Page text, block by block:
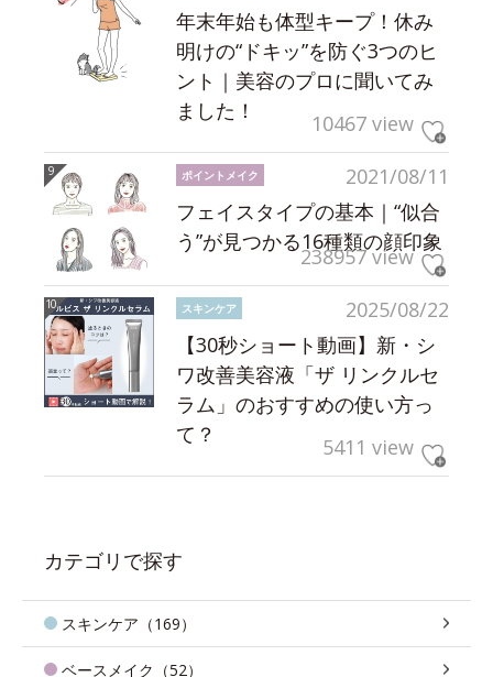
年末年始も体型キープ！休み
明けの“ドキッ”を防ぐ3つのヒ
ント｜美容のプロに聞いてみ
ました！
10467 view
2021/08/11
ポイントメイク
フェイスタイプの基本｜“似合
う”が見つかる16種類の顔印象
238957 view
2025/08/22
スキンケア
【30秒ショート動画】新・シ
ワ改善美容液「ザ リンクルセ
ラム」のおすすめの使い方っ
て？
5411 view
カテゴリで探す
スキンケア（169）
ベースメイク（52）